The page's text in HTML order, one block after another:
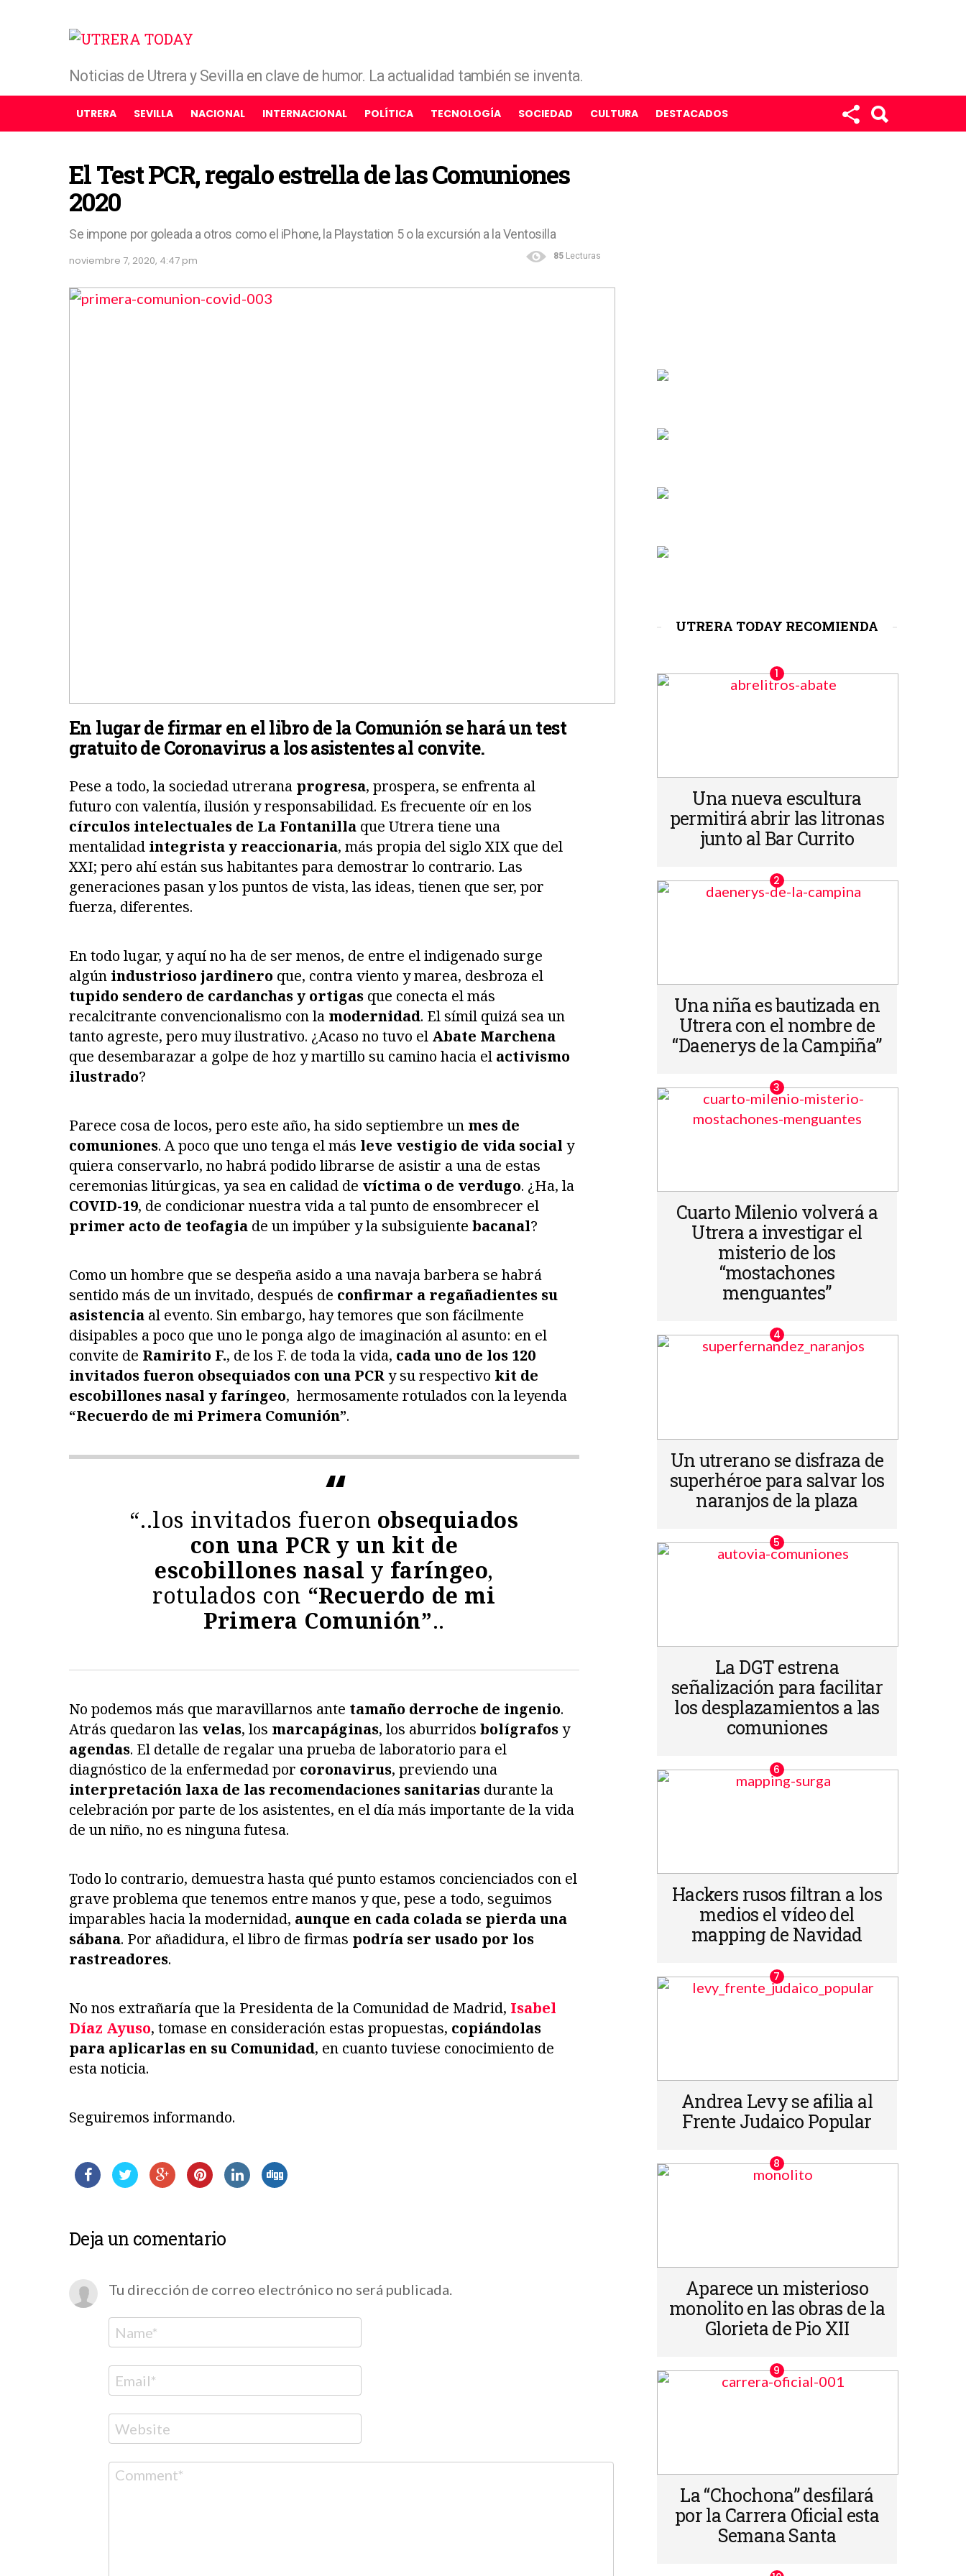
Noticias de Utrera y Sevilla en clave de humor. La actualidad también se inventa.
UTRERA SEVILLA NACIONAL INTERNACIONAL POLÍTICA TECNOLOGÍA SOCIEDAD CULTURA DESTACADOS
El Test PCR, regalo estrella de las Comuniones
2020
Se impone por goleada a otros como el iPhone, la Playstation 5 o la excursión a la Ventosilla
noviembre 7, 2020, 4:47 pm 85 Lecturas
En lugar de firmar en el libro de la Comunión se hará un test
gratuito de Coronavirus a los asistentes al convite.
Pese a todo, la sociedad utrerana progresa, prospera, se enfrenta al
futuro con valentía, ilusión y responsabilidad. Es frecuente oír en los
círculos intelectuales de La Fontanilla que Utrera tiene una
mentalidad integrista y reaccionaria, más propia del siglo XIX que del
XXI; pero ahí están sus habitantes para demostrar lo contrario. Las
generaciones pasan y los puntos de vista, las ideas, tienen que ser, por
fuerza, diferentes.
En todo lugar, y aquí no ha de ser menos, de entre el indigenado surge
algún industrioso jardinero que, contra viento y marea, desbroza el
tupido sendero de cardanchas y ortigas que conecta el más
recalcitrante convencionalismo con la modernidad. El símil quizá sea un
tanto agreste, pero muy ilustrativo. ¿Acaso no tuvo el Abate Marchena
que desembarazar a golpe de hoz y martillo su camino hacia el activismo
ilustrado?
Parece cosa de locos, pero este año, ha sido septiembre un mes de
comuniones. A poco que uno tenga el más leve vestigio de vida social y
quiera conservarlo, no habrá podido librarse de asistir a una de estas
ceremonias litúrgicas, ya sea en calidad de víctima o de verdugo. ¿Ha, la
COVID-19, de condicionar nuestra vida a tal punto de ensombrecer el
primer acto de teofagia de un impúber y la subsiguiente bacanal?
Como un hombre que se despeña asido a una navaja barbera se habrá
sentido más de un invitado, después de confirmar a regañadientes su
asistencia al evento. Sin embargo, hay temores que son fácilmente
disipables a poco que uno le ponga algo de imaginación al asunto: en el
convite de Ramirito F., de los F. de toda la vida, cada uno de los 120
invitados fueron obsequiados con una PCRy su respectivo kit de
escobillones nasal y faríngeo, hermosamente rotulados con la leyenda
“Recuerdo de mi Primera Comunión”.
“..los invitados fueron obsequiados
con una PCR y un kit de
escobillones nasal y faríngeo,
rotulados con “Recuerdo de mi
Primera Comunión”..
No podemos más que maravillarnos ante tamaño derroche de ingenio.
Atrás quedaron las velas, los marcapáginas, los aburridos bolígrafosy
agendas. El detalle de regalar una prueba de laboratorio para el
diagnóstico de la enfermedad por coronavirus, previendo una
interpretación laxa de las recomendaciones sanitarias durante la
celebración por parte de los asistentes, en el día más importante de la vida
de un niño, no es ninguna futesa.
Todo lo contrario, demuestra hasta qué punto estamos concienciados con el
grave problema que tenemos entre manos y que, pese a todo, seguimos
imparables hacia la modernidad, aunque en cada colada se pierda una
sábana. Por añadidura, el libro de firmas podría ser usado por los
rastreadores.
No nos extrañaría que la Presidenta de la Comunidad de Madrid, Isabel
Díaz Ayuso, tomase en consideración estas propuestas, copiándolas
para aplicarlas en su Comunidad, en cuanto tuviese conocimiento de
esta noticia.
Seguiremos informando.
Deja un comentario
Tu dirección de correo electrónico no será publicada.
Nombre
Correo
electrónico
Web
Comentario
UTRERA TODAY RECOMIENDA
Una nueva escultura
permitirá abrir las litronas
junto al Bar Currito
Una niña es bautizada en
Utrera con el nombre de
“Daenerys de la Campiña”
Cuarto Milenio volverá a
Utrera a investigar el
misterio de los
“mostachones
menguantes”
Un utrerano se disfraza de
superhéroe para salvar los
naranjos de la plaza
La DGT estrena
señalización para facilitar
los desplazamientos a las
comuniones
Hackers rusos filtran a los
medios el vídeo del
mapping de Navidad
Andrea Levy se afilia al
Frente Judaico Popular
Aparece un misterioso
monolito en las obras de la
Glorieta de Pio XII
La “Chochona” desfilará
por la Carrera Oficial esta
Semana Santa